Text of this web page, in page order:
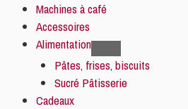
Machines à café
Accessoires
Alimentation
Pâtes, frises, biscuits
Sucré Pâtisserie
Cadeaux